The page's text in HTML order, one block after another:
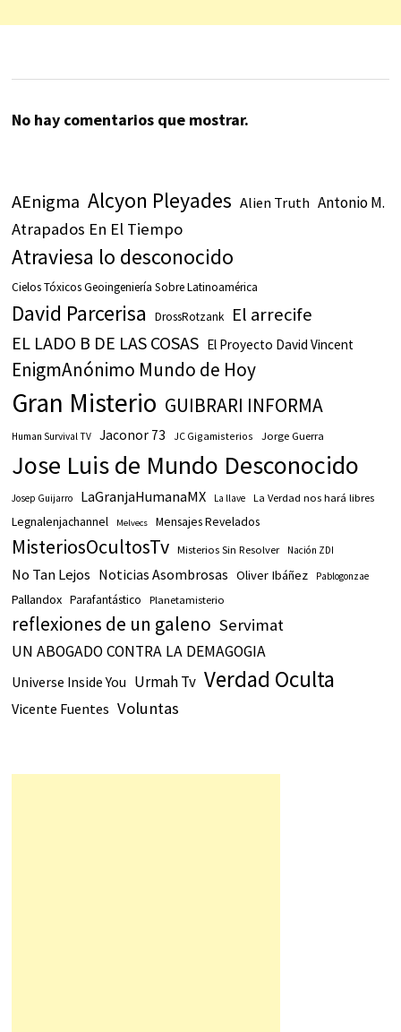
No hay comentarios que mostrar.
AEnigma Alcyon Pleyades Alien Truth Antonio M.
Atrapados En El Tiempo
Atraviesa lo desconocido
Cielos Tóxicos Geoingeniería Sobre Latinoamérica
David Parcerisa DrossRotzank El arrecife
EL LADO B DE LAS COSAS El Proyecto David Vincent
EnigmAnónimo Mundo de Hoy
Gran Misterio GUIBRARI INFORMA
Human Survival TV Jaconor 73 JC Gigamisterios Jorge Guerra
Jose Luis de Mundo Desconocido
Josep Guijarro LaGranjaHumanaMX La llave La Verdad nos hará libres
Legnalenjachannel Melvecs Mensajes Revelados
MisteriosOcultosTv Misterios Sin Resolver Nación ZDI
No Tan Lejos Noticias Asombrosas Oliver Ibáñez Pablogonzae
Pallandox Parafantástico Planetamisterio
reflexiones de un galeno Servimat
UN ABOGADO CONTRA LA DEMAGOGIA
Universe Inside You Urmah Tv Verdad Oculta
Vicente Fuentes Voluntas